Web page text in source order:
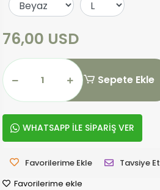
76,00 USD
Sepete Ekle
WHATSAPP İLE SİPARİŞ VER
Favorilerime Ekle Tavsiye Et
Favorilerime ekle